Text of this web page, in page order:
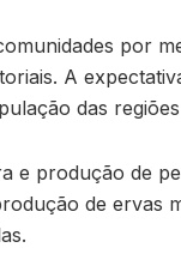
por
A
das regiões
e produção de
de ervas